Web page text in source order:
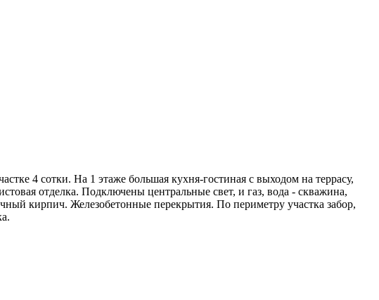
4 сотки. На 1 этаже большая кухня-гостиная с выходом на террасу,
отделка. Подключены центральные свет, и газ, вода - скважина,
кирпич. Железобетонные перекрытия. По периметру участка забор,